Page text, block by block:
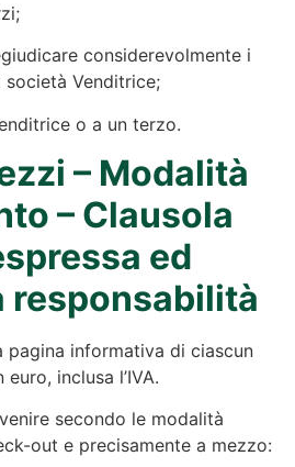
considerevolmente i
Venditrice;
o a un terzo.
– Modalità
– Clausola
ed
responsabilità
pagina informativa di ciascun
inclusa l’IVA.
secondo le modalità
out e precisamente a mezzo: